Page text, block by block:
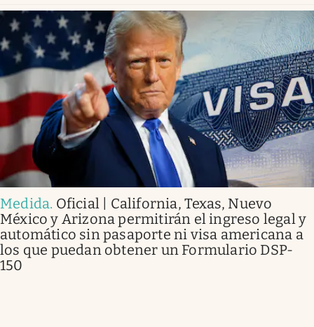
Medida. Oficial | California, Texas, Nuevo
México y Arizona permitirán el ingreso legal y
automático sin pasaporte ni visa americana a
los que puedan obtener un Formulario DSP-
150